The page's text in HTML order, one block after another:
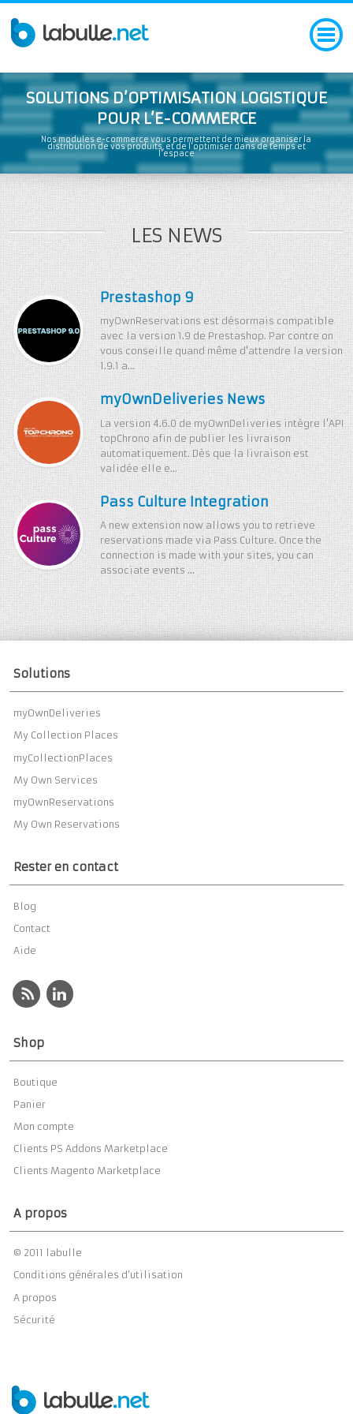
SOLUTIONS D’OPTIMISATION LOGISTIQUE
POUR L’E-COMMERCE
Nos modules e-commerce vous permettent de mieux organiser la
distribution de vos produits, et de l'optimiser dans de temps et
l'espace
LES NEWS
Prestashop 9
myOwnReservations est désormais compatible
avec la version 1.9 de Prestashop. Par contre on
vous conseille quand même d'attendre la version
1.9.1 a...
myOwnDeliveries News
La version 4.6.0 de myOwnDeliveries intègre l'API
topChrono afin de publier les livraison
automatiquement. Dès que la livraison est
validée elle e...
Pass Culture Integration
A new extension now allows you to retrieve
reservations made via Pass Culture. Once the
connection is made with your sites, you can
associate events ...
Solutions
myOwnDeliveries
My Collection Places
myCollectionPlaces
My Own Services
myOwnReservations
My Own Reservations
Rester en contact
Blog
Contact
Aide
Shop
Boutique
Panier
Mon compte
Clients PS Addons Marketplace
Clients Magento Marketplace
A propos
© 2011 labulle
Conditions générales d’utilisation
A propos
Sécurité